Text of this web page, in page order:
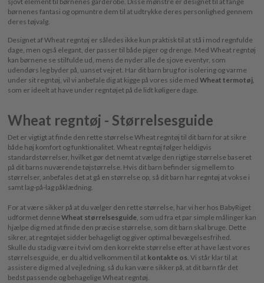
børnenes fantasi og opmuntre dem til at udtrykke deres personlighed gennem
deres tøjvalg.
Designet af Wheat regntøj er således ikke kun praktisk til at stå i mod regnfulde
dage, men også elegant, der passer til både piger og drenge. Med Wheat regntøj
kan børnene se stilfulde ud, mens de nyder alle de sjove eventyr, som
udendørs leg byder på, uanset vejret. Har dit barn brug for isolering og varme
under sit regntøj, vil vi anbefale dig at kigge på vores side med Wheat termotøj,
som er ideelt at have under regntøjet på de lidt køligere dage.
Wheat regntøj - Størrelsesguide
Det er vigtigt at finde den rette størrelse Wheat regntøj til dit barn for at sikre
både høj komfort og funktionalitet. Wheat regntøj følger heldigvis
standardstørrelser, hvilket gør det nemt at vælge den rigtige størrelse baseret
på dit barns nuværende tøjstørrelse. Hvis dit barn befinder sig mellem to
størrelser, anbefales det at gå en størrelse op, så dit barn har regntøj at vokse i
samt lag-på-lag påklædning.
For at være sikker på at du vælger den rette størrelse, har vi her hos BabyRiget
udformet denne Wheat størrelsesguide, som ud fra et par simple målinger kan
hjælpe dig med at finde den præcise størrelse, som dit barn skal bruge. Dette
sikrer, at regntøjet sidder behageligt og giver optimal bevægelsesfrihed.
Skulle du stadig være i tvivl om den korrekte størrelse efter at have læst vores
størrelsesguide, er du altid velkommen til at kontakte os. Vi står klar til at
assistere dig med al vejledning, så du kan være sikker på, at dit barn får det
bedst passende og behagelige Wheat regntøj.